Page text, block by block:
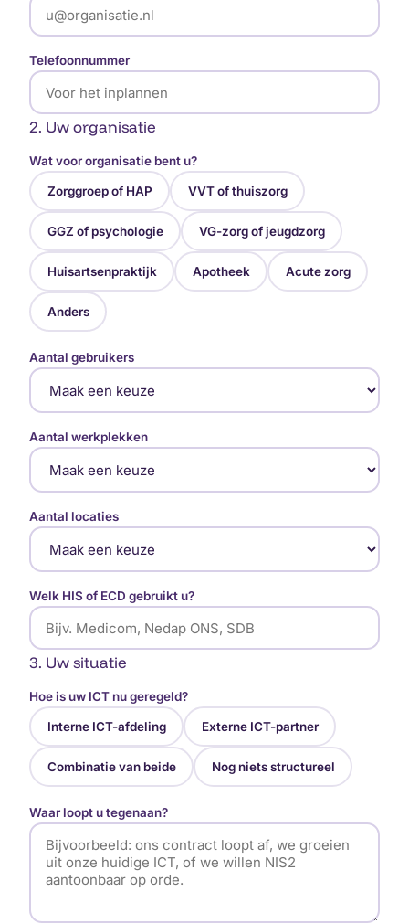
Telefoonnummer
2. Uw organisatie
Wat voor organisatie bent u?
Zorggroep of HAP VVT of thuiszorg
GGZ of psychologie VG-zorg of jeugdzorg
Huisartsenpraktijk Apotheek Acute zorg
Anders
Aantal gebruikers
Aantal werkplekken
Aantal locaties
Welk HIS of ECD gebruikt u?
3. Uw situatie
Hoe is uw ICT nu geregeld?
Interne ICT-afdeling Externe ICT-partner
Combinatie van beide Nog niets structureel
Waar loopt u tegenaan?